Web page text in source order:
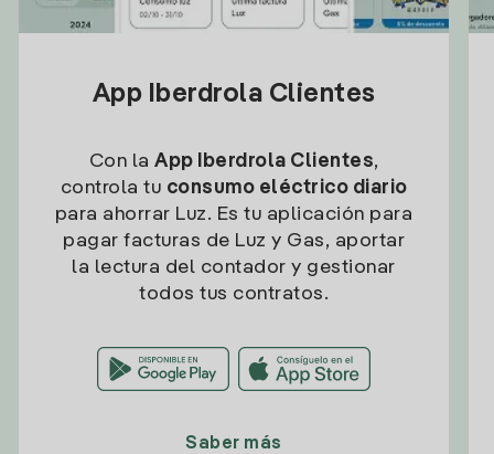
App Iberdrola Clientes
Con la App Iberdrola Clientes,
controla tu consumo eléctrico diario
para ahorrar Luz. Es tu aplicación para
pagar facturas de Luz y Gas, aportar
la lectura del contador y gestionar
todos tus contratos.
Saber más